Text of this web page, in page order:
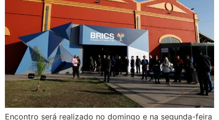
Encontro será realizado no domingo e na segunda-feira